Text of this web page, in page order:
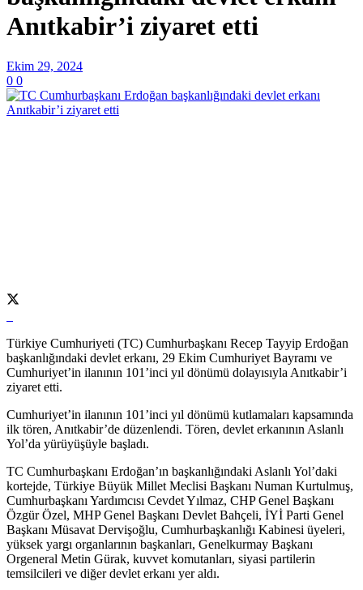
Anıtkabir’i ziyaret etti
Ekim 29, 2024
0 0
Türkiye Cumhuriyeti (TC) Cumhurbaşkanı Recep Tayyip Erdoğan
başkanlığındaki devlet erkanı, 29 Ekim Cumhuriyet Bayramı ve
Cumhuriyet’in ilanının 101’inci yıl dönümü dolayısıyla Anıtkabir’i
ziyaret etti.
Cumhuriyet’in ilanının 101’inci yıl dönümü kutlamaları kapsamında
ilk tören, Anıtkabir’de düzenlendi. Tören, devlet erkanının Aslanlı
Yol’da yürüyüşüyle başladı.
TC Cumhurbaşkanı Erdoğan’ın başkanlığındaki Aslanlı Yol’daki
kortejde, Türkiye Büyük Millet Meclisi Başkanı Numan Kurtulmuş,
Cumhurbaşkanı Yardımcısı Cevdet Yılmaz, CHP Genel Başkanı
Özgür Özel, MHP Genel Başkanı Devlet Bahçeli, İYİ Parti Genel
Başkanı Müsavat Dervişoğlu, Cumhurbaşkanlığı Kabinesi üyeleri,
yüksek yargı organlarının başkanları, Genelkurmay Başkanı
Orgeneral Metin Gürak, kuvvet komutanları, siyasi partilerin
temsilcileri ve diğer devlet erkanı yer aldı.